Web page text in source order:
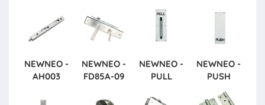
NEWNEO -
AH003
NEWNEO -
FD85A-09
NEWNEO -
PULL
NEWNEO -
PUSH